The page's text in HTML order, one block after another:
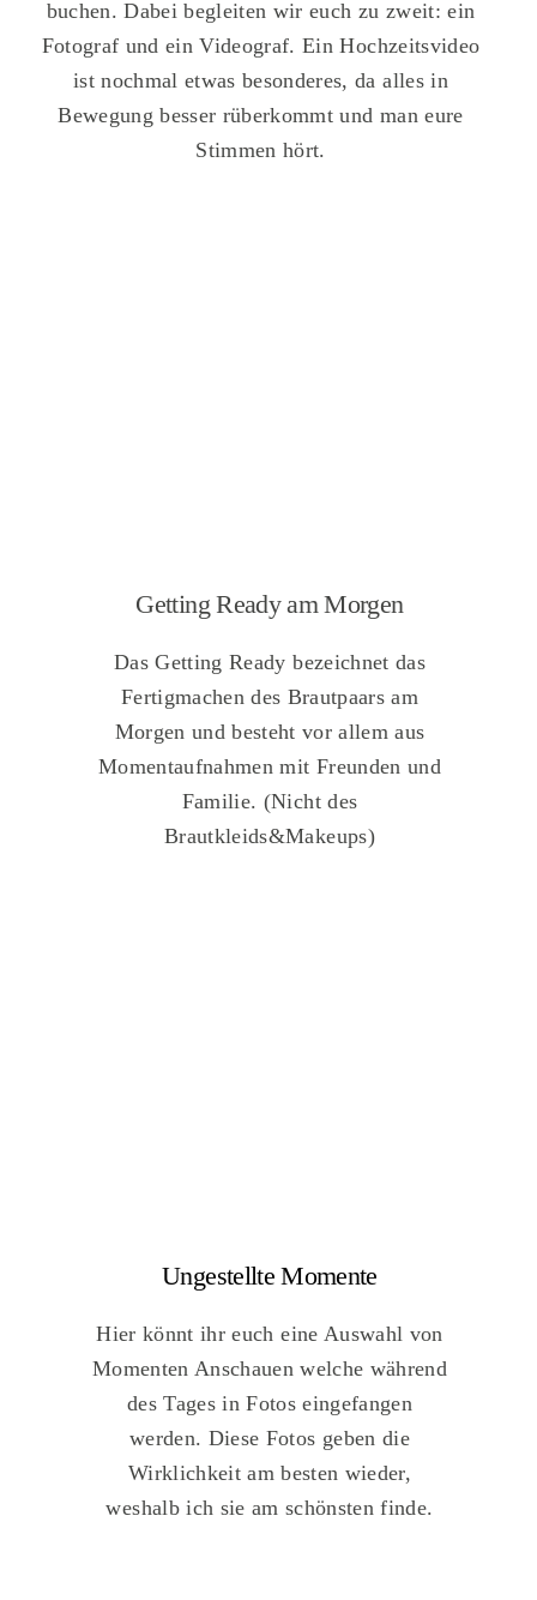
Ungestellte Momente
Getting Ready am Morgen
Hier könnt ihr euch eine Auswahl von
Momenten Anschauen welche während
des Tages in Fotos eingefangen
werden. Diese Fotos geben die
Wirklichkeit am besten wieder,
weshalb ich sie am schönsten finde.
buchen. Dabei begleiten wir euch zu zweit: ein
Fotograf und ein Videograf. Ein Hochzeitsvideo
ist nochmal etwas besonderes, da alles in
Bewegung besser rüberkommt und man eure
Stimmen hört.
Das Getting Ready bezeichnet das
Fertigmachen des Brautpaars am
Morgen und besteht vor allem aus
Momentaufnahmen mit Freunden und
Familie. (Nicht des
Brautkleids&Makeups)